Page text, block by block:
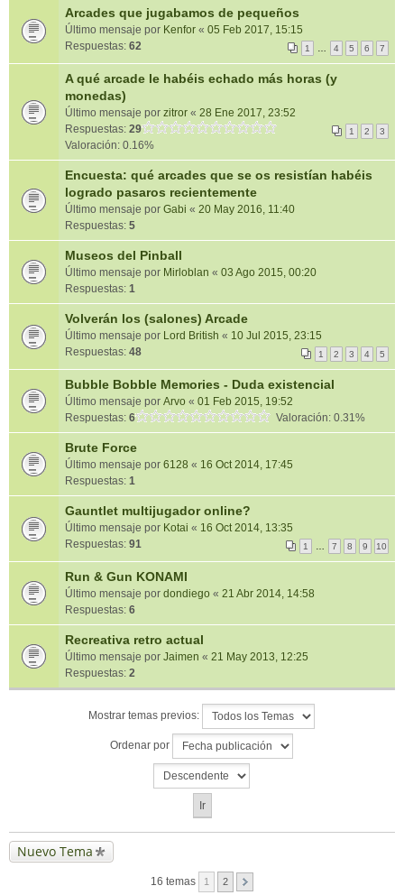
Arcades que jugabamos de pequeños
Último mensaje por Kenfor « 05 Feb 2017, 15:15
Respuestas: 62 1 4 5 6 7
A qué arcade le habéis echado más horas (y
monedas)
Último mensaje por zitror « 28 Ene 2017, 23:52
Respuestas: 29 1 2 3
Valoración: 0.16%
Encuesta: qué arcades que se os resistían habéis
logrado pasaros recientemente
Último mensaje por Gabi « 20 May 2016, 11:40
Respuestas: 5
Museos del Pinball
Último mensaje por Mirloblan « 03 Ago 2015, 00:20
Respuestas: 1
Volverán los (salones) Arcade
Último mensaje por Lord British « 10 Jul 2015, 23:15
Respuestas: 48 1 2 3 4 5
Bubble Bobble Memories - Duda existencial
Último mensaje por Arvo « 01 Feb 2015, 19:52
Respuestas: 6 Valoración: 0.31%
Brute Force
Último mensaje por 6128 « 16 Oct 2014, 17:45
Respuestas: 1
Gauntlet multijugador online?
Último mensaje por Kotai « 16 Oct 2014, 13:35
Respuestas: 91 1 7 8 9 10
Run & Gun KONAMI
Último mensaje por dondiego « 21 Abr 2014, 14:58
Respuestas: 6
Recreativa retro actual
Último mensaje por Jaimen « 21 May 2013, 12:25
Respuestas: 2
Mostrar temas previos:
Ordenar por
Nuevo Tema
16 temas 1 2